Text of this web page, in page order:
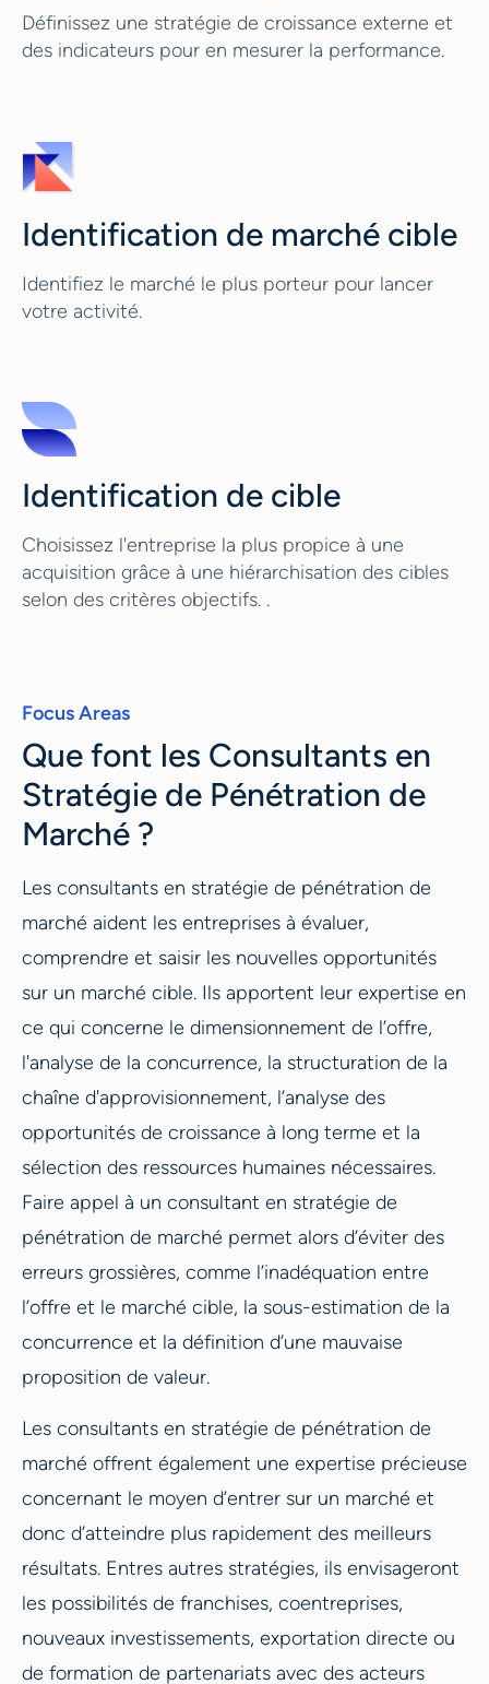
Définissez une stratégie de croissance externe et
des indicateurs pour en mesurer la performance.
Identification de marché cible
Identifiez le marché le plus porteur pour lancer
votre activité.
Identification de cible
Choisissez l'entreprise la plus propice à une
acquisition grâce à une hiérarchisation des cibles
selon des critères objectifs. .
Focus Areas
Que font les Consultants en
Stratégie de Pénétration de
Marché ?
Les consultants en stratégie de pénétration de
marché aident les entreprises à évaluer,
comprendre et saisir les nouvelles opportunités
sur un marché cible. Ils apportent leur expertise en
ce qui concerne le dimensionnement de l’offre,
l'analyse de la concurrence, la structuration de la
chaîne d'approvisionnement, l’analyse des
opportunités de croissance à long terme et la
sélection des ressources humaines nécessaires.
Faire appel à un consultant en stratégie de
pénétration de marché permet alors d’éviter des
erreurs grossières, comme l’inadéquation entre
l’offre et le marché cible, la sous-estimation de la
concurrence et la définition d’une mauvaise
proposition de valeur.
Les consultants en stratégie de pénétration de
marché offrent également une expertise précieuse
concernant le moyen d’entrer sur un marché et
donc d’atteindre plus rapidement des meilleurs
résultats. Entres autres stratégies, ils envisageront
les possibilités de franchises, coentreprises,
nouveaux investissements, exportation directe ou
de formation de partenariats avec des acteurs